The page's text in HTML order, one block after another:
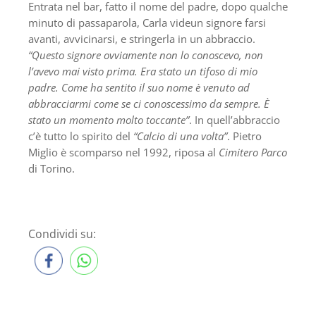
Entrata nel bar, fatto il nome del padre, dopo qualche
minuto di passaparola, Carla videun signore farsi
avanti, avvicinarsi, e stringerla in un abbraccio.
“Questo signore ovviamente non lo conoscevo, non
l’avevo mai visto prima. Era stato un tifoso di mio
padre. Come ha sentito il suo nome è venuto ad
abbracciarmi come se ci conoscessimo da sempre. È
stato un momento molto toccante”. In quell’abbraccio
c’è tutto lo spirito del “Calcio di una volta”. Pietro
Miglio è scomparso nel 1992, riposa al Cimitero Parco
di Torino.
Condividi su: